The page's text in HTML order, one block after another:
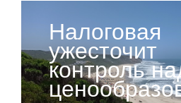
Налоговая
ужесточит
контроль